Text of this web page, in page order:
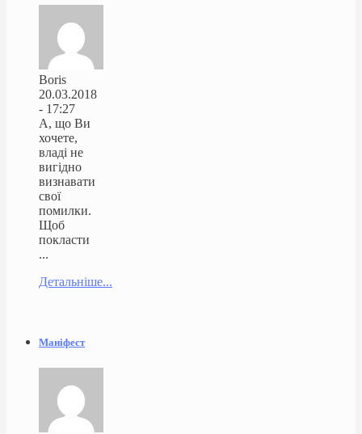
Boris
20.03.2018
- 17:27
А, що Ви
хочете,
владі не
вигідно
визнавати
свої
помилки.
Щоб
покласти
...
Детальніше...
Маніфест